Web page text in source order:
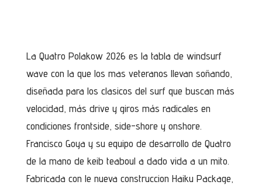
La Quatro Polakow 2026 es la tabla de windsurf
wave con la que los mas veteranos llevan soñando,
diseñada para los clasicos del surf que buscan más
velocidad, más drive y giros más radicales en
condiciones frontside, side-shore y onshore.
Francisco Goya y su equipo de desarrollo de Quatro
de la mano de keib teaboul a dado vida a un mito.
Fabricada con le nueva construccion Haiku Package,